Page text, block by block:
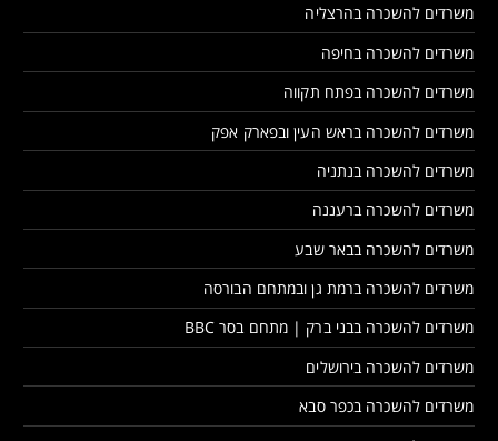
משרדים להשכרה בהרצליה
משרדים להשכרה בחיפה
משרדים להשכרה בפתח תקווה
משרדים להשכרה בראש העין ובפארק אפק
משרדים להשכרה בנתניה
משרדים להשכרה ברעננה
משרדים להשכרה בבאר שבע
משרדים להשכרה ברמת גן ובמתחם הבורסה
משרדים להשכרה בבני ברק | מתחם בסר BBC
משרדים להשכרה בירושלים
משרדים להשכרה בכפר סבא